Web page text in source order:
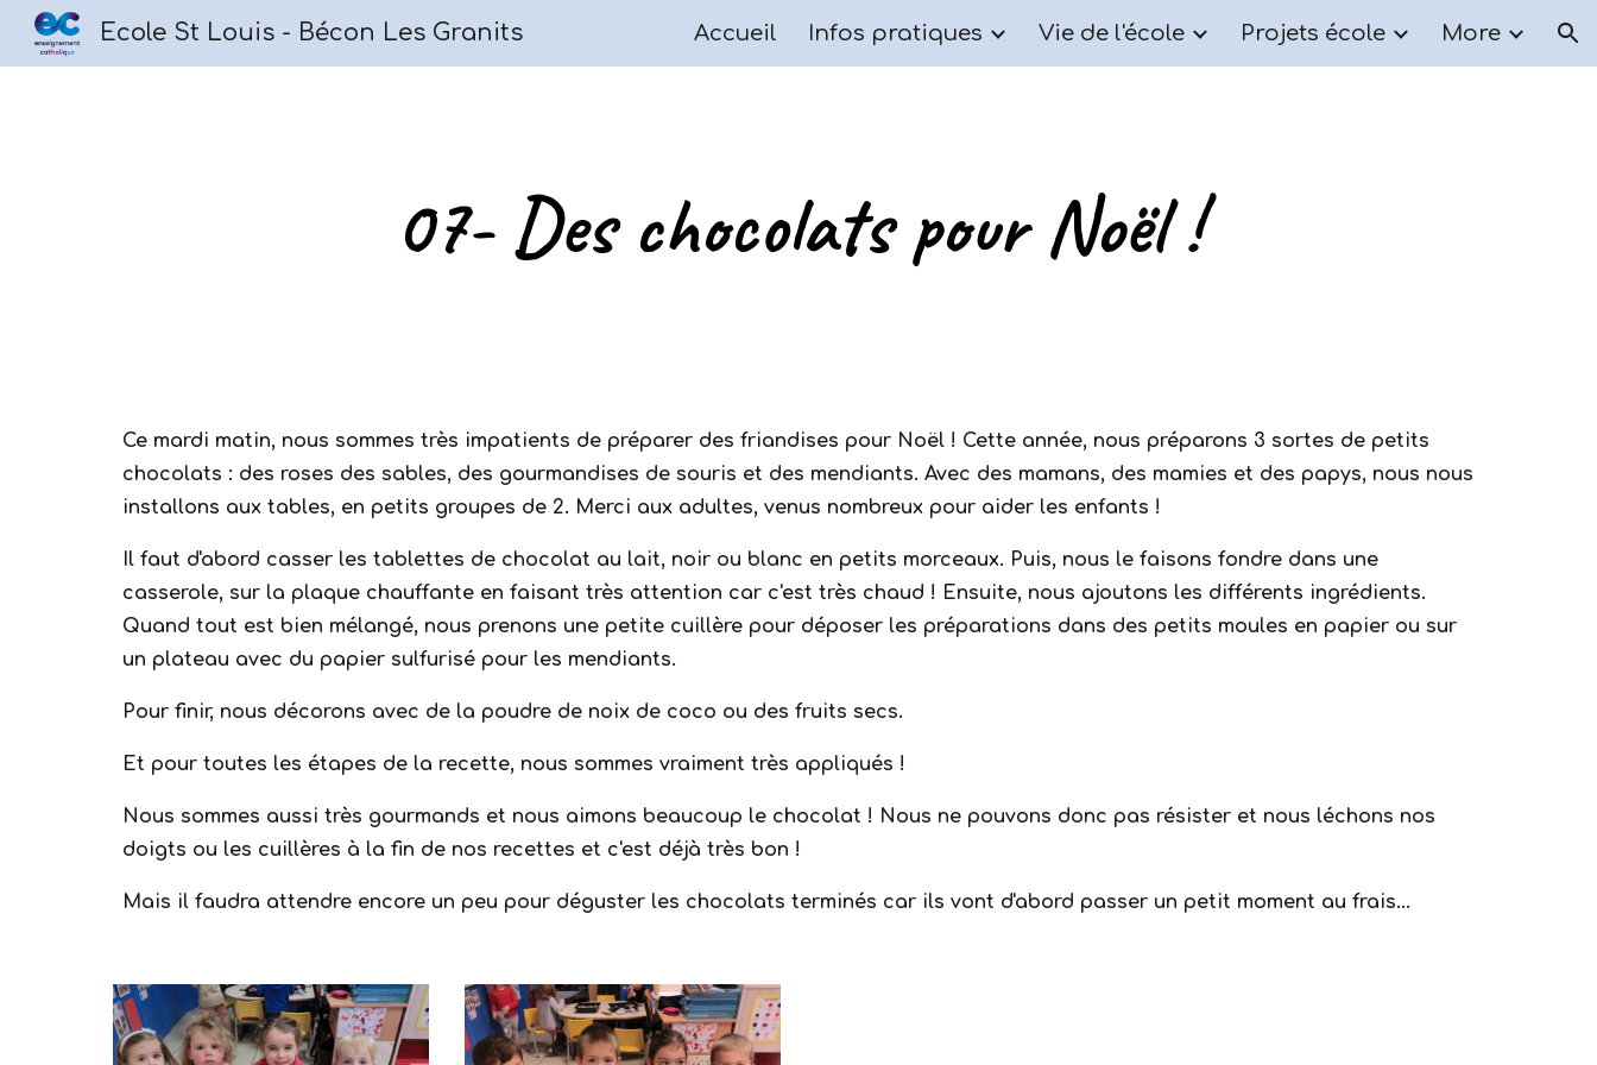
Skip to main content Skip to navigation
Ecole St Louis - Bécon Les Granits Accueil Infos pratiques Vie de l'école Projets école More
07- Des chocolats pour Noël !
Ce mardi matin, nous sommes très impatients de préparer des friandises pour Noël ! Cette année, nous préparons 3 sortes de petits
chocolats : des roses des sables, des gourmandises de souris et des mendiants. Avec des mamans, des mamies et des papys, nous nous
installons aux tables, en petits groupes de 2. Merci aux adultes, venus nombreux pour aider les enfants !
Il faut d'abord casser les tablettes de chocolat au lait, noir ou blanc en petits morceaux. Puis, nous le faisons fondre dans une
casserole, sur la plaque chauffante en faisant très attention car c'est très chaud ! Ensuite, nous ajoutons les différents ingrédients.
Quand tout est bien mélangé, nous prenons une petite cuillère pour déposer les préparations dans des petits moules en papier ou sur
un plateau avec du papier sulfurisé pour les mendiants.
Pour finir, nous décorons avec de la poudre de noix de coco ou des fruits secs.
Et pour toutes les étapes de la recette, nous sommes vraiment très appliqués !
Nous sommes aussi très gourmands et nous aimons beaucoup le chocolat ! Nous ne pouvons donc pas résister et nous léchons nos
doigts ou les cuillères à la fin de nos recettes et c'est déjà très bon !
Mais il faudra attendre encore un peu pour déguster les chocolats terminés car ils vont d'abord passer un petit moment au frais...